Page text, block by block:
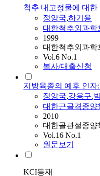
척추 내고정물에 대
정양국,하기용
대한척추외과학
1999
대한척추외과학
Vol.6 No.1
복사/대출신청
지방육종의 예후 인자
정양국,강용구,
대한근골격종양
2010
대한골관절종양
Vol.16 No.1
원문보기
KCI등재